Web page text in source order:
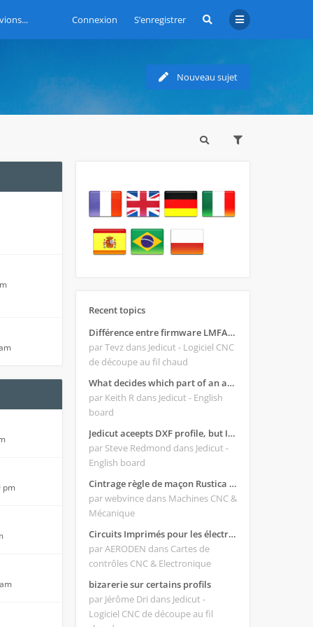
Connexion S’enregistrer
Nouveau sujet
pm
Recent topics
Différence entre firmware LMFAO_V4_8_0 et du GRBL
par Tevz dans Jedicut - Logiciel CNC
de découpe au fil chaud
What decides which part of an airfoil is the extrado and intrado?
par Keith R dans Jedicut - English
board
Jedicut aceepts DXF profile, but It won't cut (Icons grayed out)
par Steve Redmond dans Jedicut -
English board
Cintrage règle de maçon Rustica 2018C
par webvince dans Machines CNC &
Mécanique
Circuits Imprimés pour les électroniques:
par AERODEN dans Cartes de
contrôles CNC & Electronique
bizarerie sur certains profils
par Jérôme Dri dans Jedicut -
Logiciel CNC de découpe au fil